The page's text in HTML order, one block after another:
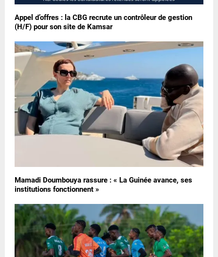
Appel d’offres : la CBG recrute un contrôleur de gestion
(H/F) pour son site de Kamsar
Mamadi Doumbouya rassure : « La Guinée avance, ses
institutions fonctionnent »